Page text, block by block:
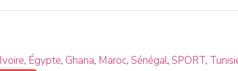
, Égypte, Ghana, Maroc, Sénégal, SPORT,